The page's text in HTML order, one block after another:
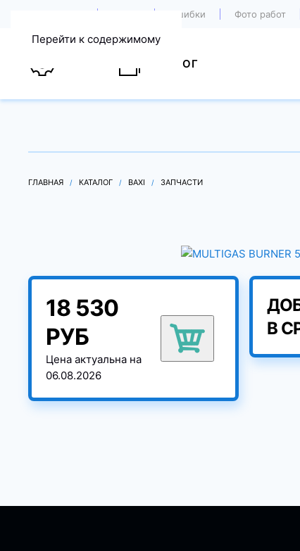
Перейти к содержимому
Ошибки Фото работ
КАТАЛОГ
ГЛАВНАЯ КАТАЛОГ BAXI ЗАПЧАСТИ
18 530
РУБ
Цена актуальна на
06.08.2026
В